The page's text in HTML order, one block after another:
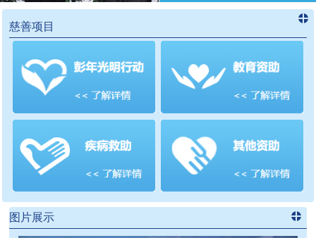
慈善项目
进入慈
>>
图片展示